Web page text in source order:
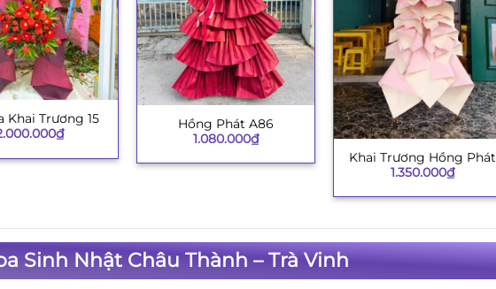
Khai Trương 15
₫
Hồng Phát A86
1.080.000₫
+
Khai Trương Hồng Phát
1.350.000₫
Sinh Nhật Châu Thành – Trà Vinh